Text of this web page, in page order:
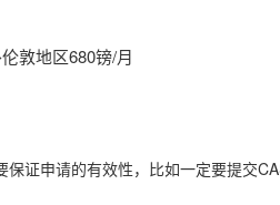
敦地区680镑/月
保证申请的有效性，比如一定要提交